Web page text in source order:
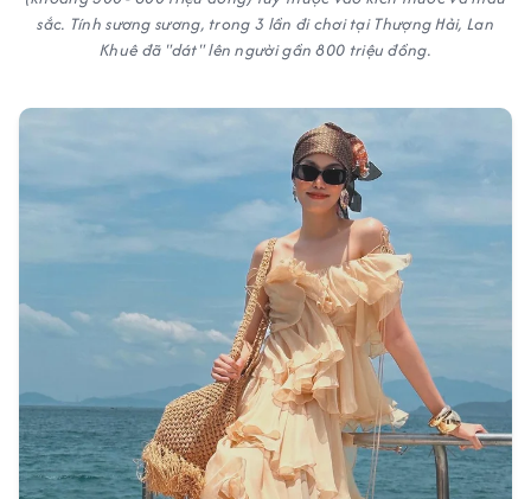
sắc. Tính sương sương, trong 3 lần đi chơi tại Thượng Hải, Lan
Khuê đã "dát" lên người gần 800 triệu đồng.